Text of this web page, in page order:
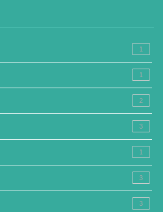
1
1
2
3
1
3
3